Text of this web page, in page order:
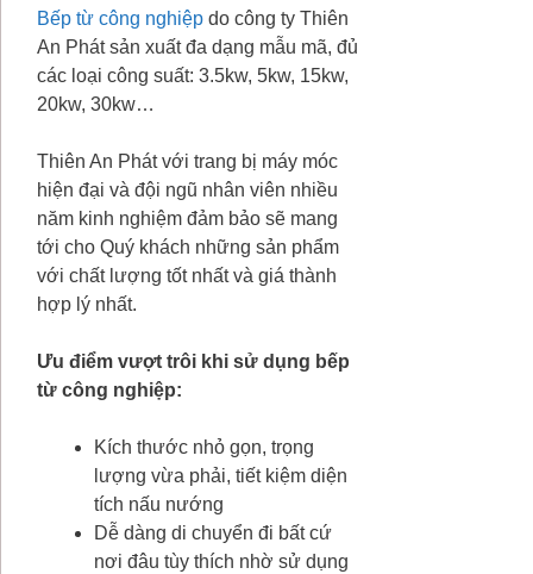
Bếp từ công nghiệp do công ty Thiên
An Phát sản xuất đa dạng mẫu mã, đủ
các loại công suất: 3.5kw, 5kw, 15kw,
20kw, 30kw…
Thiên An Phát với trang bị máy móc
hiện đại và đội ngũ nhân viên nhiều
năm kinh nghiệm đảm bảo sẽ mang
tới cho Quý khách những sản phẩm
với chất lượng tốt nhất và giá thành
hợp lý nhất.
Ưu điểm vượt trôi khi sử dụng bếp
từ công nghiệp:
Kích thước nhỏ gọn, trọng
lượng vừa phải, tiết kiệm diện
tích nấu nướng
Dễ dàng di chuyển đi bất cứ
nơi đâu tùy thích nhờ sử dụng